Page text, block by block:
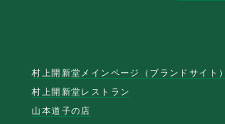
村上開新堂メインページ（ブランドサイト）
村上開新堂レストラン
山本道子の店